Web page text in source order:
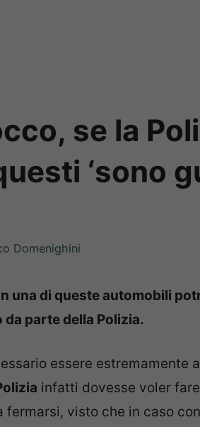
se la
‘sono
Domenighini
una di queste automobili
parte della Polizia.
essere estremamente
infatti dovesse voler
fermarsi, visto che in caso